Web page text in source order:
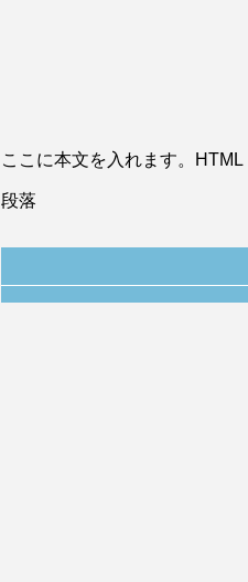
ここに本文を入れます。HTML
段落